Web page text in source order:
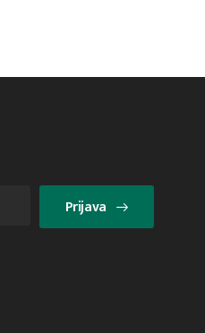
Prijava